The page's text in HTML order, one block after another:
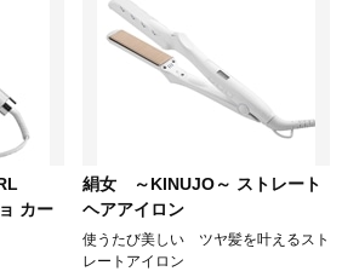
カー
絹女 ～KINUJO～ ストレート
ヘアアイロン
使うたび美しい ツヤ髪を叶えるスト
レートアイロン